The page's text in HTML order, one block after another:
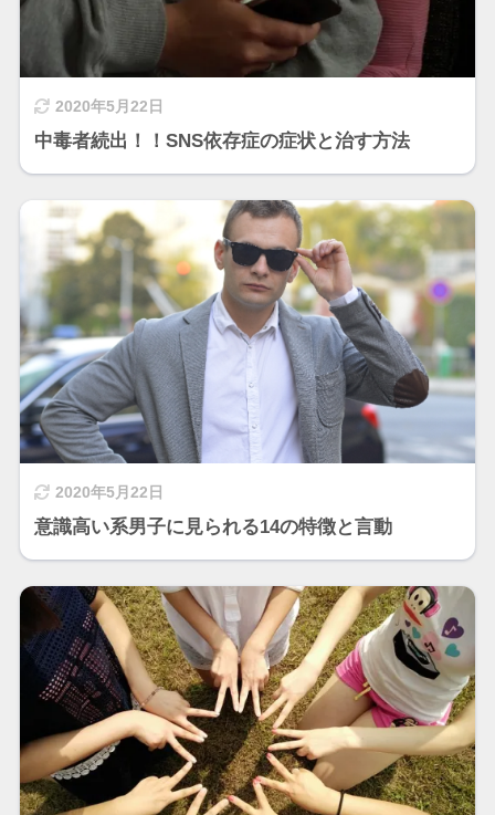
2020年5月22日
中毒者続出！！SNS依存症の症状と治す方法
2020年5月22日
意識高い系男子に見られる14の特徴と言動